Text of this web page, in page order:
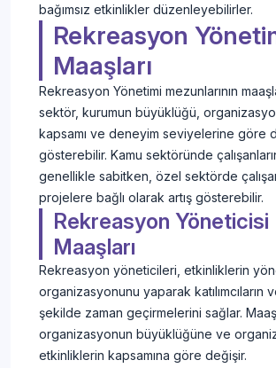
bağımsız etkinlikler düzenleyebilirler.
Rekreasyon
Maaşları
Rekreasyon Yönetimi mezunlarının
sektör, kurumun büyüklüğü,
kapsamı ve deneyim seviyelerine göre
gösterebilir. Kamu sektöründe
genellikle sabitken, özel sektörde
projelere bağlı olarak artış gösterebilir.
Rekreasyon Yöneticisi
Maaşları
Rekreasyon yöneticileri, etkinliklerin
organizasyonunu yaparak katılımcıların
şekilde zaman geçirmelerini sağlar.
organizasyonun büyüklüğüne ve
etkinliklerin kapsamına göre değişir.